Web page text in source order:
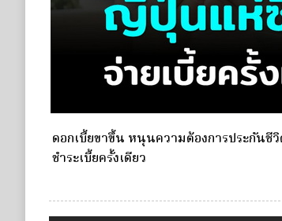
กองทุนประกันวินาศภัย (กปว.) ประกาศเ
ประกันวินาศภัย